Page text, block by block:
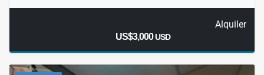
Alquiler
US$3,000USD